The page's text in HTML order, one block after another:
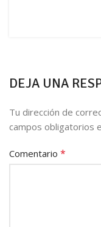
DEJA UNA
Tu dirección de
campos obligatorios
Comentario *